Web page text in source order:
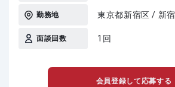
勤務地 東京都新宿区 / 新
面談回数 1回
会員登録して応募する